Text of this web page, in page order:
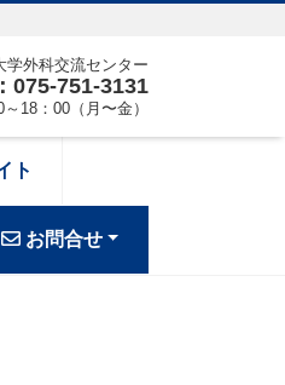
学外科交流センター
075-751-3131
～18：00（月〜金）
ト
お問合せ